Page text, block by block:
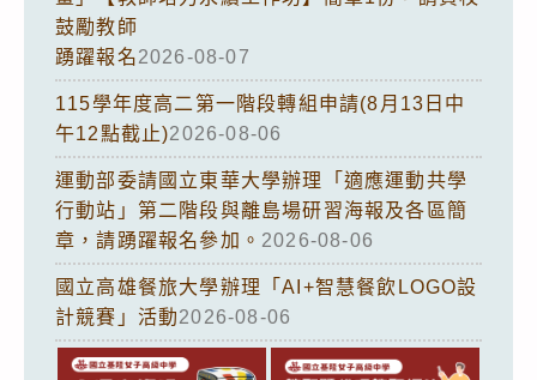
鼓勵教師
踴躍報名2026-08-07
115學年度高二第一階段轉組申請(8月13日中
午12點截止)2026-08-06
運動部委請國立東華大學辦理「適應運動共學
行動站」第二階段與離島場研習海報及各區簡
章，請踴躍報名參加。 2026-08-06
國立高雄餐旅大學辦理「AI+智慧餐飲LOGO設
計競賽」活動2026-08-06